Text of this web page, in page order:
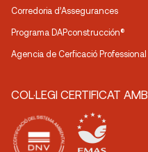
Corredoria d’Assegurances
Programa DAPconstrucción®
Agencia de Cerficació Professional
COL·LEGI CERTIFICAT AMB